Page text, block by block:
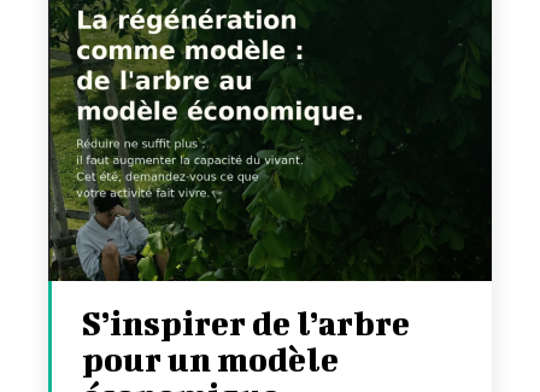
S’inspirer de l’arbre
pour un modèle